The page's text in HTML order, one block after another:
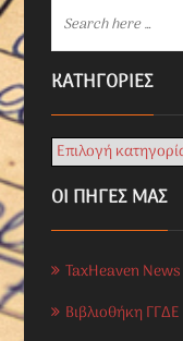
KΑΤΗΓΟΡΊΕΣ
ΟΙ ΠΗΓΕΣ ΜΑΣ
TaxHeaven News
Βιβλιοθήκη ΓΓΔΕ